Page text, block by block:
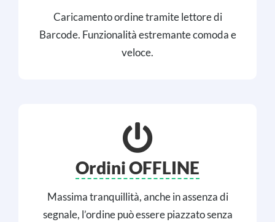
Caricamento ordine tramite lettore di
Barcode. Funzionalità estremante comoda e
veloce.
Ordini OFFLINE
Massima tranquillità, anche in assenza di
segnale, l’ordine può essere piazzato senza